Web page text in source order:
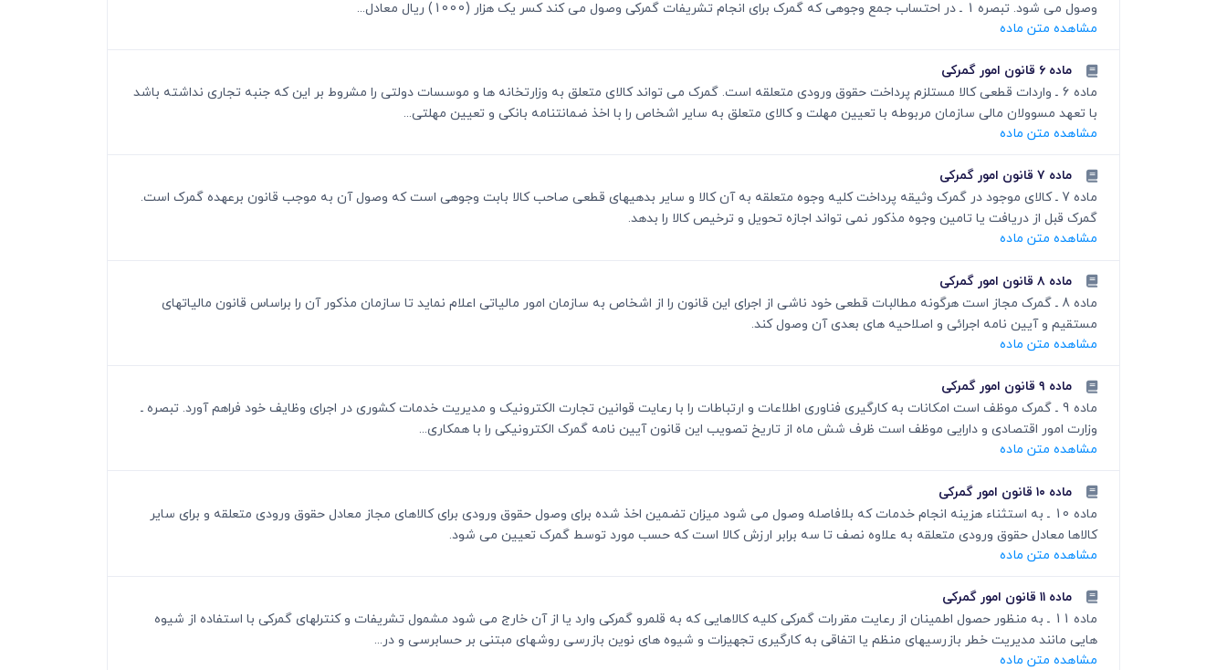
وصول می شود. تبصره 1 ـ در احتساب جمع وجوهی که گمرک برای انجام تشریفات گمرکی وصول می کند کسر یک هزار (1000) ریال معادل...
مشاهده متن ماده
ماده ۶ قانون امور گمرکی
ماده 6 ـ واردات قطعی کالا مستلزم پرداخت حقوق ورودی متعلقه است. گمرک می تواند کالای متعلق به وزارتخانه ها و موسسات دولتی را مشروط بر این که جنبه تجاری نداشته باشد
با تعهد مسوولان مالی سازمان مربوطه با تعیین مهلت و کالای متعلق به سایر اشخاص را با اخذ ضمانتنامه بانکی و تعیین مهلتی...
مشاهده متن ماده
ماده ۷ قانون امور گمرکی
ماده 7 ـ کالای موجود در گمرک وثیقه پرداخت کلیه وجوه متعلقه به آن کالا و سایر بدهیهای قطعی صاحب کالا بابت وجوهی است که وصول آن به موجب قانون برعهده گمرک است.
گمرک قبل از دریافت یا تامین وجوه مذکور نمی تواند اجازه تحویل و ترخیص کالا را بدهد.
مشاهده متن ماده
ماده ۸ قانون امور گمرکی
ماده 8 ـ گمرک مجاز است هرگونه مطالبات قطعی خود ناشی از اجرای این قانون را از اشخاص به سازمان امور مالیاتی اعلام نماید تا سازمان مذکور آن را براساس قانون مالیاتهای
مستقیم و آیین نامه اجرائی و اصلاحیه های بعدی آن وصول کند.
مشاهده متن ماده
ماده ۹ قانون امور گمرکی
ماده 9 ـ گمرک موظف است امکانات به کارگیری فناوری اطلاعات و ارتباطات را با رعایت قوانین تجارت الکترونیک و مدیریت خدمات کشوری در اجرای وظایف خود فراهم آورد. تبصره ـ
وزارت امور اقتصادی و دارایی موظف است ظرف شش ماه از تاریخ تصویب این قانون آیین نامه گمرک الکترونیکی را با همکاری...
مشاهده متن ماده
ماده ۱۰ قانون امور گمرکی
ماده 10 ـ به استثناء هزینه انجام خدمات که بلافاصله وصول می شود میزان تضمین اخذ شده برای وصول حقوق ورودی برای کالاهای مجاز معادل حقوق ورودی متعلقه و برای سایر
کالاها معادل حقوق ورودی متعلقه به علاوه نصف تا سه برابر ارزش کالا است که حسب مورد توسط گمرک تعیین می شود.
مشاهده متن ماده
ماده ۱۱ قانون امور گمرکی
ماده 11 ـ به منظور حصول اطمینان از رعایت مقررات گمرکی کلیه کالاهایی که به قلمرو گمرکی وارد یا از آن خارج می شود مشمول تشریفات و کنترلهای گمرکی با استفاده از شیوه
هایی مانند مدیریت خطر بازرسیهای منظم یا اتفاقی به کارگیری تجهیزات و شیوه های نوین بازرسی روشهای مبتنی بر حسابرسی و در...
مشاهده متن ماده